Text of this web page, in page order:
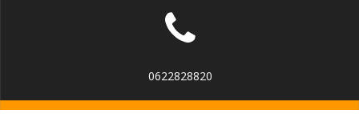
0622828820